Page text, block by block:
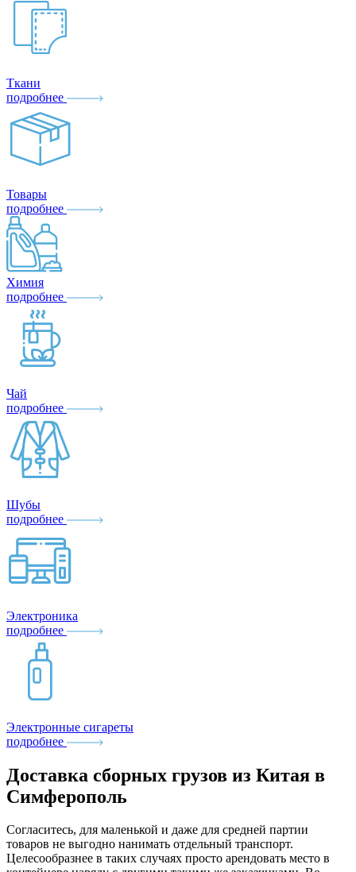
Ткани
подробнее
Товары
подробнее
Химия
подробнее
Чай
подробнее
Шубы
подробнее
Электроника
подробнее
Электронные сигареты
подробнее
Доставка сборных грузов из Китая в
Симферополь
Согласитесь, для маленькой и даже для средней партии
товаров не выгодно нанимать отдельный транспорт.
Целесообразнее в таких случаях просто арендовать место в